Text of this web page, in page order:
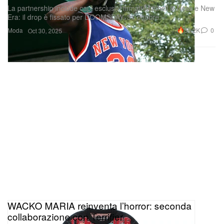
Moda
La partnership include capi esclusivi firmati Mitchell & Ness e New
Era: il drop è fissato per DOOMSDAY, 31 ottobre.
Oct 30, 2025 30.2K 0
WACKO MARIA reinventa l’horror: seconda
collaborazione con Terrifier